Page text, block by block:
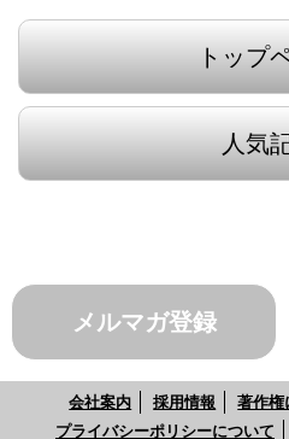
トップ
人気
メルマガ登録
会社案内 採用情報 著作権
プライバシーポリシーについて